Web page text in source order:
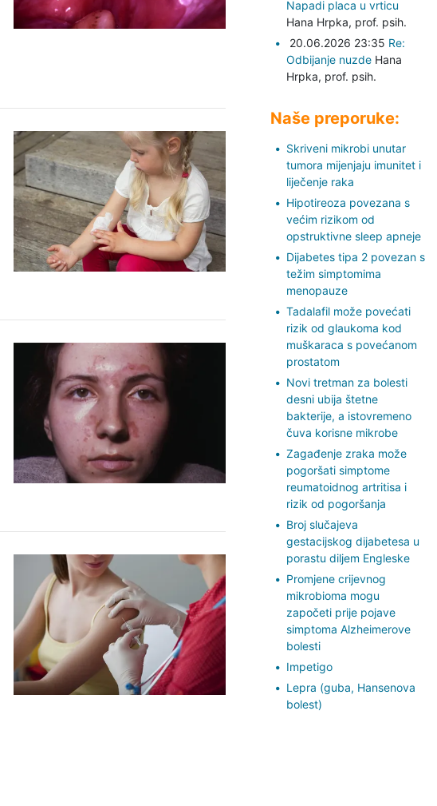
Napadi placa u vrticu
Hana Hrpka, prof. psih.
20.06.2026 23:35 Re:
Odbijanje nuzde Hana
Hrpka, prof. psih.
Naše preporuke:
Skriveni mikrobi unutar
tumora mijenjaju imunitet i
liječenje raka
Hipotireoza povezana s
većim rizikom od
opstruktivne sleep apneje
Dijabetes tipa 2 povezan s
težim simptomima
menopauze
Tadalafil može povećati
rizik od glaukoma kod
muškaraca s povećanom
prostatom
Novi tretman za bolesti
desni ubija štetne
bakterije, a istovremeno
čuva korisne mikrobe
Zagađenje zraka može
pogoršati simptome
reumatoidnog artritisa i
rizik od pogoršanja
Broj slučajeva
gestacijskog dijabetesa u
porastu diljem Engleske
Promjene crijevnog
mikrobioma mogu
započeti prije pojave
simptoma Alzheimerove
bolesti
Impetigo
Lepra (guba, Hansenova
bolest)